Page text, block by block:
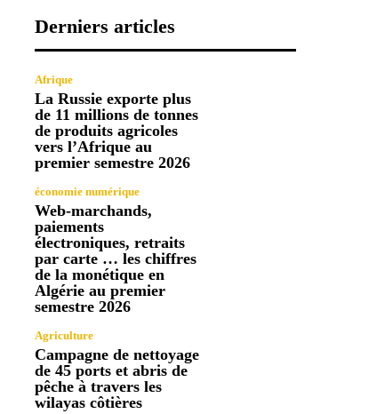
Derniers articles
Afrique
La Russie exporte plus
de 11 millions de tonnes
de produits agricoles
vers l’Afrique au
premier semestre 2026
économie numérique
Web-marchands,
paiements
électroniques, retraits
par carte … les chiffres
de la monétique en
Algérie au premier
semestre 2026
Agriculture
Campagne de nettoyage
de 45 ports et abris de
pêche à travers les
wilayas côtières